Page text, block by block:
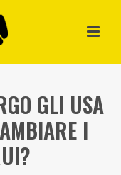
GLI USA
I